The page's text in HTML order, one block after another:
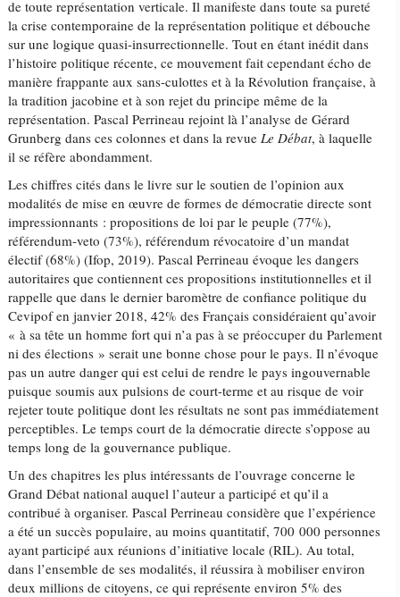
de toute représentation verticale. Il manifeste dans toute sa pureté
la crise contemporaine de la représentation politique et débouche
sur une logique quasi-insurrectionnelle. Tout en étant inédit dans
l’histoire politique récente, ce mouvement fait cependant écho de
manière frappante aux sans-culottes et à la Révolution française, à
la tradition jacobine et à son rejet du principe même de la
représentation. Pascal Perrineau rejoint là l’analyse de Gérard
Grunberg dans ces colonnes et dans la revueLe Débat, à laquelle
il se réfère abondamment.
Les chiffres cités dans le livre sur le soutien de l’opinion aux
modalités de mise en œuvre de formes de démocratie directe sont
impressionnants : propositions de loi par le peuple (77%),
référendum-veto (73%), référendum révocatoire d’un mandat
électif (68%) (Ifop, 2019). Pascal Perrineau évoque les dangers
autoritaires que contiennent ces propositions institutionnelles et il
rappelle que dans le dernier baromètre de confiance politique du
Cevipof en janvier 2018, 42% des Français considéraient qu’avoir
« à sa tête un homme fort qui n’a pas à se préoccuper du Parlement
ni des élections » serait une bonne chose pour le pays. Il n’évoque
pas un autre danger qui est celui de rendre le pays ingouvernable
puisque soumis aux pulsions de court-terme et au risque de voir
rejeter toute politique dont les résultats ne sont pas immédiatement
perceptibles. Le temps court de la démocratie directe s’oppose au
temps long de la gouvernance publique.
Un des chapitres les plus intéressants de l’ouvrage concerne le
Grand Débat national auquel l’auteur a participé et qu’il a
contribué à organiser. Pascal Perrineau considère que l’expérience
a été un succès populaire, au moins quantitatif, 700 000 personnes
ayant participé aux réunions d’initiative locale (RIL). Au total,
dans l’ensemble de ses modalités, il réussira à mobiliser environ
deux millions de citoyens, ce qui représente environ 5% des